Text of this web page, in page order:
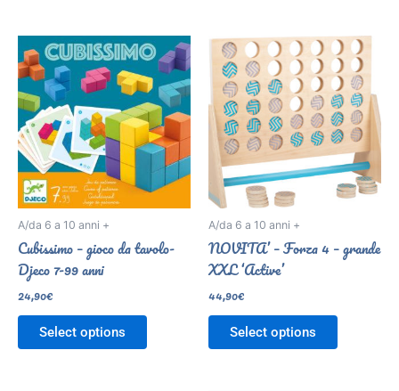
A/da 6 a 10 anni +
Cubissimo – gioco da tavolo-
Djeco 7-99 anni
24,90€
Select options
A/da 6 a 10 anni +
NOVITA’ – Forza 4 – grande
XXL ‘Active’
44,90€
Select options